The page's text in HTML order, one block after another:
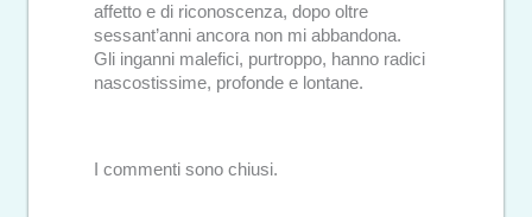
affetto e di riconoscenza, dopo oltre
sessant’anni ancora non mi abbandona.
Gli inganni malefici, purtroppo, hanno radici
nascostissime, profonde e lontane.
I commenti sono chiusi.